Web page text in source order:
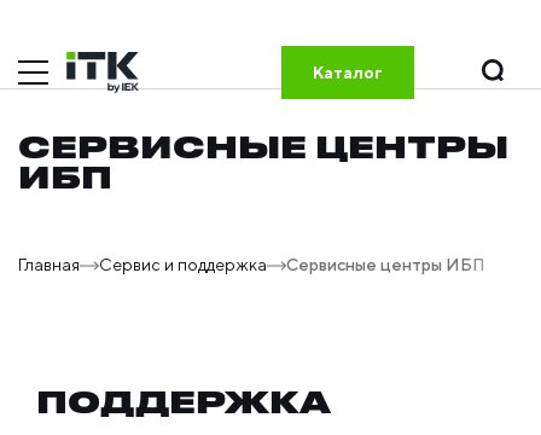
Каталог
СЕРВИСНЫЕ ЦЕНТРЫ
ИБП
Главная Сервис и поддержка Сервисные центры ИБП
ПОДДЕРЖКА